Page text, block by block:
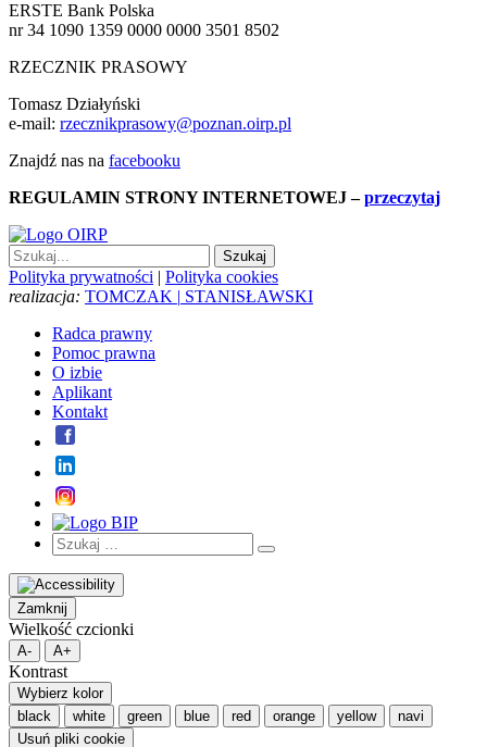
ERSTE Bank Polska
nr 34 1090 1359 0000 0000 3501 8502
RZECZNIK PRASOWY
Tomasz Działyński
e-mail: rzecznikprasowy@poznan.oirp.pl
Znajdź nas na facebooku
REGULAMIN STRONY INTERNETOWEJ – przeczytaj
Polityka prywatności | Polityka cookies
realizacja: TOMCZAK | STANISŁAWSKI
Radca prawny
Pomoc prawna
O izbie
Aplikant
Kontakt
Szukaj:
Szukaj
Zamknij
Wielkość czcionki
A- A+
Kontrast
Wybierz kolor
black
white green blue red orange yellow
navi
Usuń pliki cookie